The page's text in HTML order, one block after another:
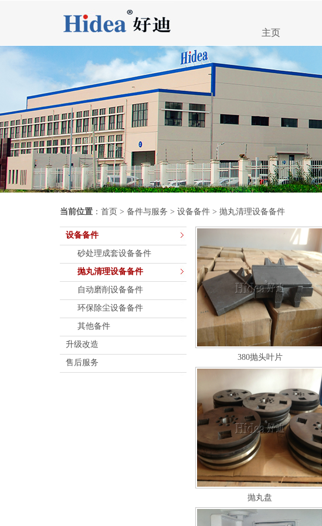
主页
当前位置 ： 首页 > 备件与服务 > 设备备件 > 抛丸清理设备备件
设备备件
砂处理成套设备备件
抛丸清理设备备件
自动磨削设备备件
环保除尘设备备件
其他备件
升级改造
售后服务
380抛头叶片
抛丸盘